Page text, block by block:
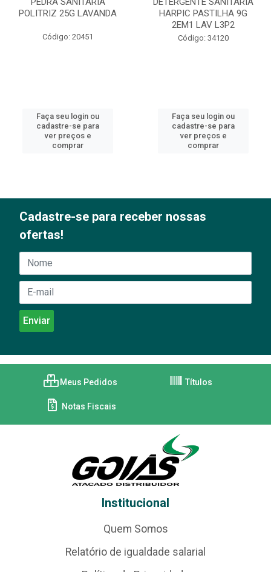
POLITRIZ 25G LAVANDA
Código: 20451
Faça seu login ou
cadastre-se para
ver preços e
comprar
HARPIC PASTILHA 9G
2EM1 LAV L3P2
Código: 34120
Faça seu login ou
cadastre-se para
ver preços e
comprar
Cadastre-se para receber nossas
ofertas!
Meus Pedidos Títulos
Notas Fiscais
Institucional
Quem Somos
Relatório de igualdade salarial